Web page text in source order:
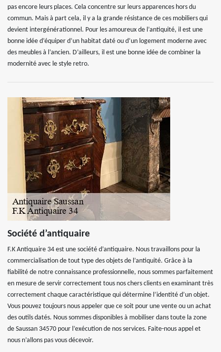
pas encore leurs places. Cela concentre sur leurs apparences hors du
commun. Mais à part cela, il y a la grande résistance de ces mobiliers qui
devient intergénérationnel. Pour les amoureux de l’antiquité, il est une
bonne idée d’équiper d’un habitat daté ou d’un logement moderne avec
des meubles à l’ancien. D’ailleurs, il est une bonne idée de combiner la
modernité avec le style retro.
Société d’antiquaire
F.K Antiquaire 34 est une société d’antiquaire. Nous travaillons pour la
commercialisation de tout type des objets de l’antiquité. Grâce à la
fiabilité de notre connaissance professionnelle, nous sommes parfaitement
en mesure de servir correctement tous nos chers clients en examinant très
correctement chaque caractéristique qui détermine l’identité d’un objet.
Vous pouvez toujours nous appeler que ce soit pour une vente ou un achat
des outils datés. Nous sommes disponibles à mobiliser dans toute la zone
de Saussan 34570 pour l’exécution de nos services. Faite-nous appel et
nous n’allons pas vous décevoir.